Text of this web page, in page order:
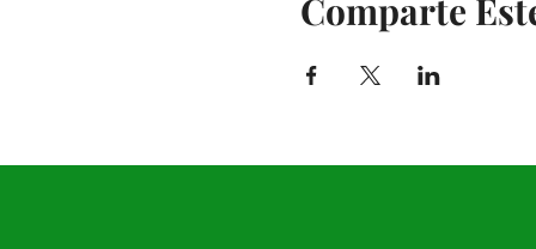
Comparte